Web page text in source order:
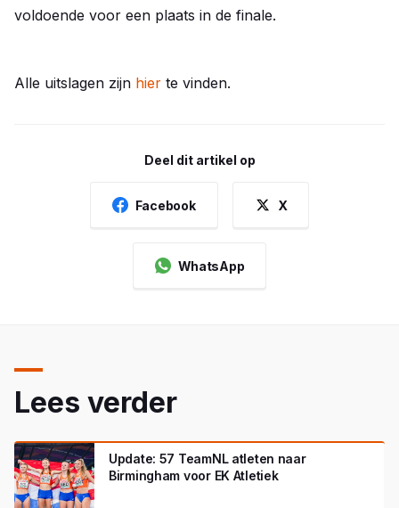
voldoende voor een plaats in de finale.
Alle uitslagen zijn hier te vinden.
Deel dit artikel op
Facebook X
WhatsApp
Lees verder
Update: 57 TeamNL atleten naar
Birmingham voor EK Atletiek